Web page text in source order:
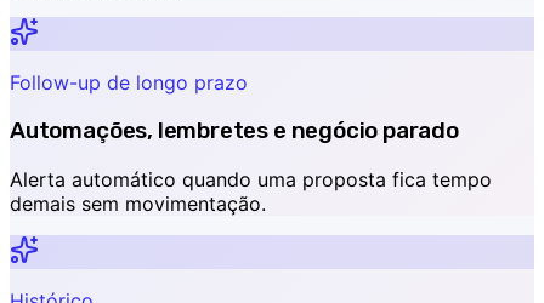
Follow-up de longo prazo
Automações, lembretes e negócio parado
Alerta automático quando uma proposta fica tempo
demais sem movimentação.